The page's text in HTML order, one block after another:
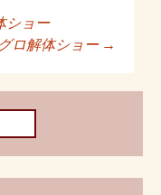
ショ
ショー
ロ解体ショー →